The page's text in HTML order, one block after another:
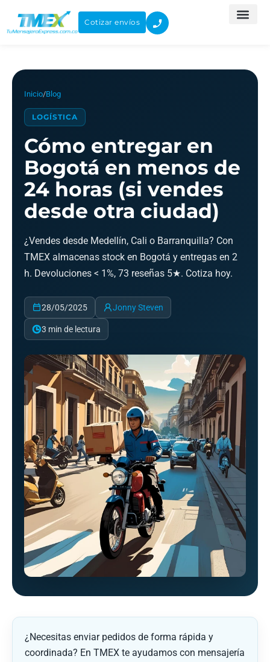
Cotizar envíos
Inicio/Blog
LOGÍSTICA
Cómo entregar en
Bogotá en menos de
24 horas (si vendes
desde otra ciudad)
¿Vendes desde Medellín, Cali o Barranquilla? Con
TMEX almacenas stock en Bogotá y entregas en 2
h. Devoluciones < 1%, 73 reseñas 5★. Cotiza hoy.
28/05/2025 Jonny Steven
3 min de lectura
¿Necesitas enviar pedidos de forma rápida y
coordinada? En TMEX te ayudamos con mensajería